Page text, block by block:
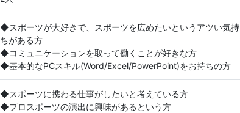
◆スポーツが大好きで、スポーツを広めたいというアツい気持
ちがある方
◆コミュニケーションを取って働くことが好きな方
◆基本的なPCスキル(Word/Excel/PowerPoint)をお持ちの方
◆スポーツに携わる仕事がしたいと考えている方
◆プロスポーツの演出に興味があるという方